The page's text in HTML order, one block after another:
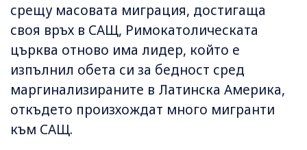
срещу масовата миграция, достигаща
своя връх в САЩ, Римокатолическата
църква отново има лидер, който е
изпълнил обета си за бедност сред
маргинализираните в Латинска Америка,
откъдето произхождат много мигранти
към САЩ.